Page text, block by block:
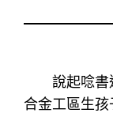
說起唸
合金工區生